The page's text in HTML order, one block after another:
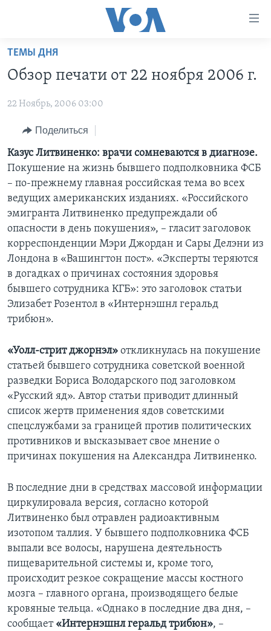
Перейти
основной
Перейти
навигации
Перейти
поиск
ГЛАВНОЕ
ПРОГРАММЫ
АМЕРИКА
НОВОСТИ ЗА МИНУТУ
ИТОГИ
ПОЧЕМУ ЭТО ВАЖНО?
ДИСКУССИЯ VOA
ДЕТАЛИ
НЬЮ-ЙОРК NEW YORK
АМЕРИКА. БОЛЬШОЕ ПУТЕШЕСТВИЕ
ПРОЕКТЫ
УЧИМ АНГЛИЙСКИЙ
НАША АМЕРИКАНСКАЯ ИСТОРИЯ
А КАК В АМЕРИКЕ?
АРТЕФАКТЫ
АМЕРИКАНСКИЕ ГОРОДКИ
ЭКСПЕРТИЗА
ИНТЕРВЬЮ
ФАКТЫ ПРОТИВ ФЕЙКОВ
ЗА СВОБОДУ ПРЕССЫ
УЧИМ АНГЛИЙСКИЙ
ВИДЕО
ПОДПИСКА НА НОВОСТИ
Learning English
СОЦИАЛЬНЫЕ СЕТИ
Языки
ТЕМЫ ДНЯ
Обзор печати от 22 ноября 2006 г.
22 Ноябрь, 2006 03:00
Поделиться
Казус Литвиненко: врачи сомневаются в диагнозе.
Покушение на жизнь бывшего подполковника ФСБ
– по-прежнему главная российская тема во всех
ведущих американских изданиях. «Российского
эмигранта Литвиненко предупреждали об
опасности в день покушения», – гласит заголовок
корреспонденции Мэри Джордан и Сары Делэни из
Лондона в «Вашингтон пост». «Эксперты теряются
в догадках о причинах состояния здоровья
бывшего сотрудника КГБ»: это заголовок статьи
Элизабет Розентол в «Интернэшнл геральд
трибюн».
«Уолл-стрит джорнэл» откликнулась на покушение
статьей бывшего сотрудника советской военной
разведки Бориса Володарского под заголовком
«Русский яд». Автор статьи приводит длинный
список жертв применения ядов советскими
спецслужбами за границей против политических
противников и высказывает свое мнение о
причинах покушения на Александра Литвиненко.
В последние дни в средствах массовой информации
циркулировала версия, согласно которой
Литвиненко был отравлен радиоактивным
изотопом таллия. У бывшего подполковника ФСБ
выпали все волосы, нарушена деятельность
пищеварительной системы и, кроме того,
происходит резкое сокращение массы костного
мозга – главного органа, производящего белые
кровяные тельца. «Однако в последние два дня, –
сообщает «Интернэшнл геральд трибюн», –